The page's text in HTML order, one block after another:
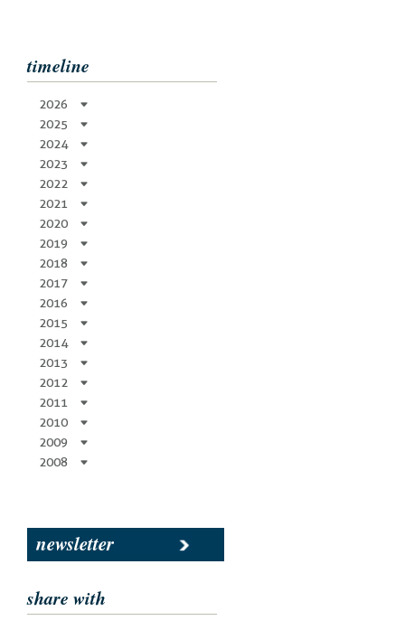
timeline
2026
2025
2024
2023
2022
2021
2020
2019
2018
2017
2016
2015
2014
2013
2012
2011
2010
2009
2008
newsletter
share with